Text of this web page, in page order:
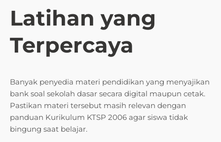
Latihan yang
Terpercaya
Banyak penyedia materi pendidikan yang menyajikan
bank soal sekolah dasar secara digital maupun cetak.
Pastikan materi tersebut masih relevan dengan
panduan Kurikulum KTSP 2006 agar siswa tidak
bingung saat belajar.